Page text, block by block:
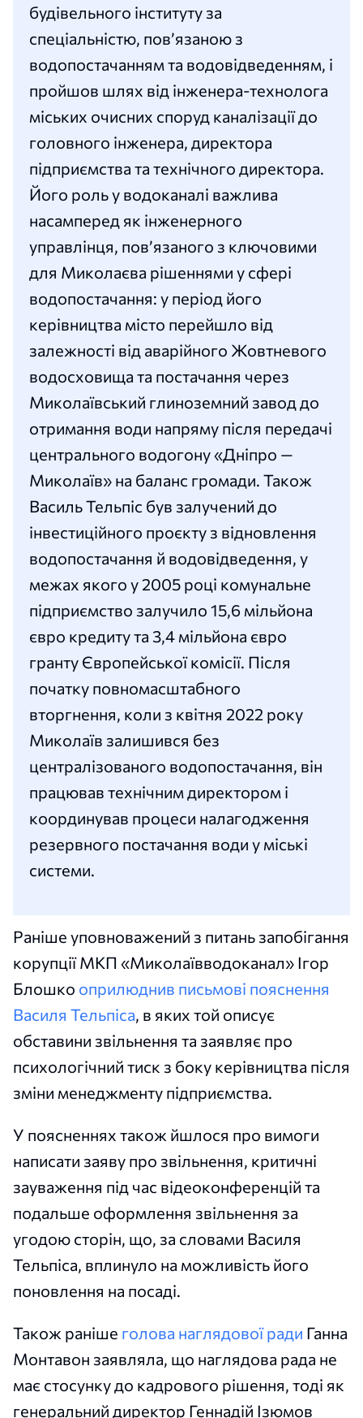
будівельного інституту за
спеціальністю, пов’язаною з
водопостачанням та водовідведенням, і
пройшов шлях від інженера-технолога
міських очисних споруд каналізації до
головного інженера, директора
підприємства та технічного директора.
Його роль у водоканалі важлива
насамперед як інженерного
управлінця, пов’язаного з ключовими
для Миколаєва рішеннями у сфері
водопостачання: у період його
керівництва місто перейшло від
залежності від аварійного Жовтневого
водосховища та постачання через
Миколаївський глиноземний завод до
отримання води напряму після передачі
центрального водогону «Дніпро —
Миколаїв» на баланс громади. Також
Василь Тельпіс був залучений до
інвестиційного проєкту з відновлення
водопостачання й водовідведення, у
межах якого у 2005 році комунальне
підприємство залучило 15,6 мільйона
євро кредиту та 3,4 мільйона євро
гранту Європейської комісії. Після
початку повномасштабного
вторгнення, коли з квітня 2022 року
Миколаїв залишився без
централізованого водопостачання, він
працював технічним директором і
координував процеси налагодження
резервного постачання води у міські
системи.
Раніше уповноважений з питань запобігання
корупції МКП «Миколаївводоканал» Ігор
Блошко оприлюднив письмові пояснення
Василя Тельпіса, в яких той описує
обставини звільнення та заявляє про
психологічний тиск з боку керівництва після
зміни менеджменту підприємства.
У поясненнях також йшлося про вимоги
написати заяву про звільнення, критичні
зауваження під час відеоконференцій та
подальше оформлення звільнення за
угодою сторін, що, за словами Василя
Тельпіса, вплинуло на можливість його
поновлення на посаді.
Також раніше голова наглядової ради Ганна
Монтавон заявляла, що наглядова рада не
має стосунку до кадрового рішення, тоді як
генеральний директор Геннадій Ізюмов